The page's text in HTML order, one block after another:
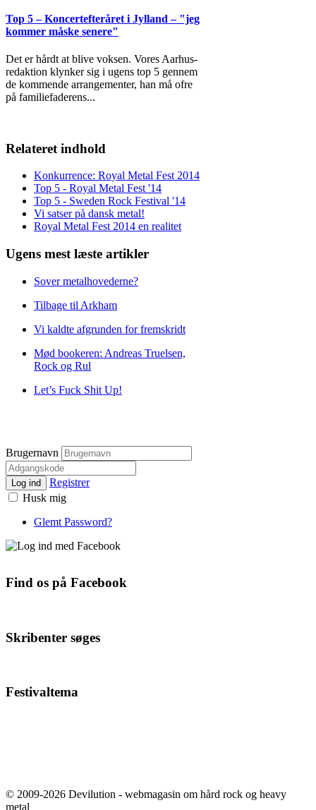
Top 5 – Koncertefteråret i Jylland – "jeg
kommer måske senere"
Det er hårdt at blive voksen. Vores Aarhus-
redaktion klynker sig i ugens top 5 gennem
de kommende arrangementer, han må ofre
på familiefaderens...
Relateret indhold
Konkurrence: Royal Metal Fest 2014
Top 5 - Royal Metal Fest '14
Top 5 - Sweden Rock Festival '14
Vi satser på dansk metal!
Royal Metal Fest 2014 en realitet
Ugens mest læste artikler
Sover metalhovederne?
Tilbage til Arkham
Vi kaldte afgrunden for fremskridt
Mød bookeren: Andreas Truelsen,
Rock og Rul
Let’s Fuck Shit Up!
Brugernavn
Log ind
Registrer
Husk mig
Glemt Password?
Find os på Facebook
Skribenter søges
Festivaltema
© 2009-2026 Devilution - webmagasin om hård rock og heavy
metal